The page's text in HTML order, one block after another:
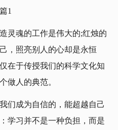
1
灵魂的工作是伟大的;红烛的
，照亮别人的心却是永恒
在于传授我们的科学文化知
做人的典范。
成为自信的，能超越自己
学习并不是一种负担，而是